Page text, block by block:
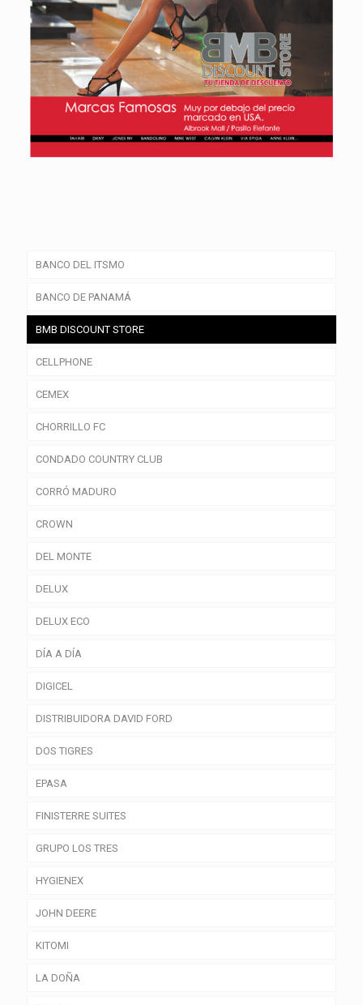
BANCO DEL ITSMO
BANCO DE PANAMÁ
BMB DISCOUNT STORE
CELLPHONE
CEMEX
CHORRILLO FC
CONDADO COUNTRY CLUB
CORRÓ MADURO
CROWN
DEL MONTE
DELUX
DELUX ECO
DÍA A DÍA
DIGICEL
DISTRIBUIDORA DAVID FORD
DOS TIGRES
EPASA
FINISTERRE SUITES
GRUPO LOS TRES
HYGIENEX
JOHN DEERE
KITOMI
LA DOÑA